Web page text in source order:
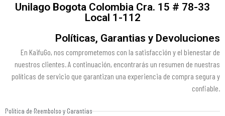
Unilago Bogota Colombia Cra. 15 # 78-33
Local 1-112
Políticas, Garantias y Devoluciones
En KaifuGo, nos comprometemos con la satisfacción y el bienestar de
nuestros clientes. A continuación, encontrarás un resumen de nuestras
políticas de servicio que garantizan una experiencia de compra segura y
confiable.
Política de Reembolso y Garantías